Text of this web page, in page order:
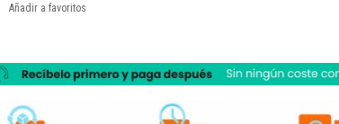
Añadir a favoritos